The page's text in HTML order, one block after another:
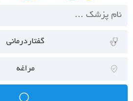
گفتاردرمانی
مراغه